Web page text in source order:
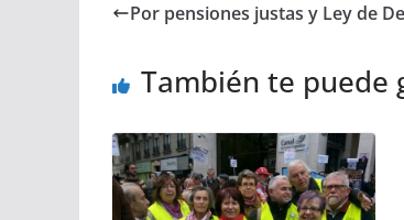
Por pensiones justas y Ley de
También te puede